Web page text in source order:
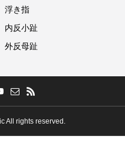
浮き指
内反小趾
外反母趾
All rights reserved.